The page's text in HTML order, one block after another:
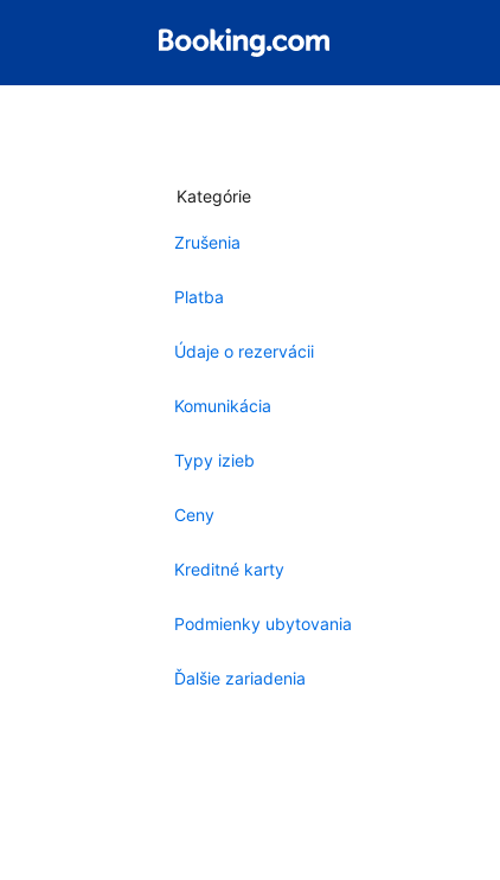
Kategórie
Zrušenia
Platba
Údaje o rezervácii
Komunikácia
Typy izieb
Ceny
Kreditné karty
Podmienky ubytovania
Ďalšie zariadenia